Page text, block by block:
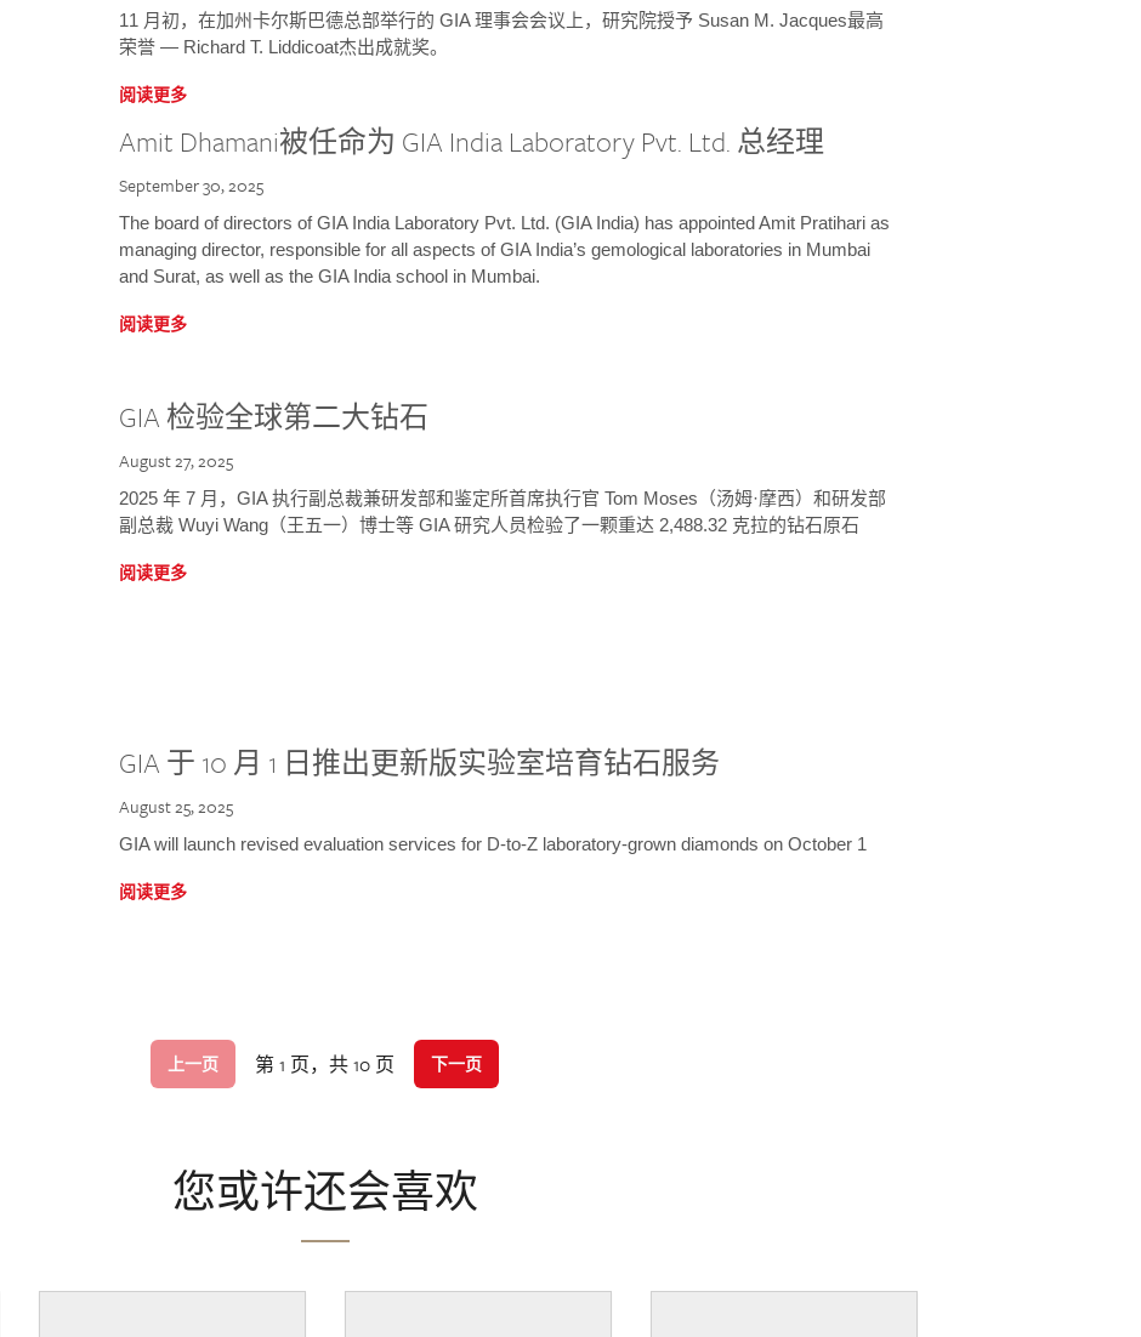
11 月初，在加州卡尔斯巴德总部举行的 GIA 理事会会议上，研究院授予 Susan M. Jacques最高
荣誉 — Richard T. Liddicoat杰出成就奖。
阅读更多
Amit Dhamani被任命为 GIA India Laboratory Pvt. Ltd. 总经理
September 30, 2025
The board of directors of GIA India Laboratory Pvt. Ltd. (GIA India) has appointed Amit Pratihari as
managing director, responsible for all aspects of GIA India’s gemological laboratories in Mumbai
and Surat, as well as the GIA India school in Mumbai.
阅读更多
GIA 检验全球第二大钻石
August 27, 2025
2025 年 7 月，GIA 执行副总裁兼研发部和鉴定所首席执行官 Tom Moses（汤姆·摩西）和研发部
副总裁 Wuyi Wang（王五一）博士等 GIA 研究人员检验了一颗重达 2,488.32 克拉的钻石原石
阅读更多
GIA 于 10 月 1 日推出更新版实验室培育钻石服务
August 25, 2025
GIA will launch revised evaluation services for D-to-Z laboratory-grown diamonds on October 1
阅读更多
上一页 第 1 页，共 10 页 下一页
您或许还会喜欢